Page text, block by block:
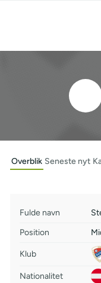
Overblik Seneste nyt
Fulde navn
Position
Klub
Nationalitet